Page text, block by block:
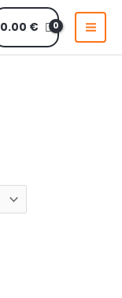
0.00 €